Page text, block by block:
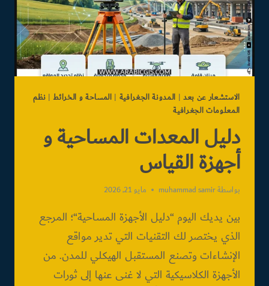
الاستشعار عن بعد| المدونة الجغرافية | المساحة و الخرائط | نظم
المعلومات الجغرافية
دليل المعدات المساحية و
أجهزة القياس
بواسطةmuhammad samir مايو 21, 2026
بين يديك اليوم “دليل الأجهزة المساحية“؛ المرجع
الذي يختصر لك التقنيات التي تدير مواقع
الإنشاءات وتصنع المستقبل الهيكلي للمدن. من
الأجهزة الكلاسيكية التي لا غنى عنها إلى ثورات